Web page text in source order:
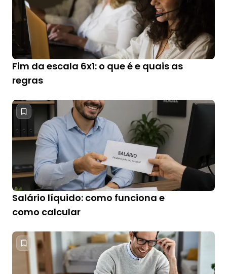
Fim da escala 6x1: o que é e quais as
regras
Salário líquido: como funciona e
como calcular